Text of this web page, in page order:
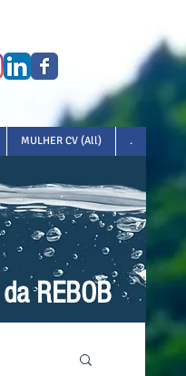
MULHER CV (All) .
REBOB